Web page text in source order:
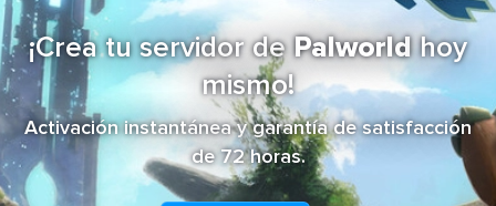
¡Crea tu servidor dePalworldhoy
mismo!
Activación instantánea y garantía de satisfacción
de 72 horas.